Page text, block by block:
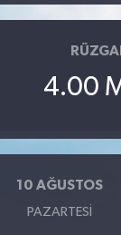
4.00
10 AĞUSTOS
PAZARTESI